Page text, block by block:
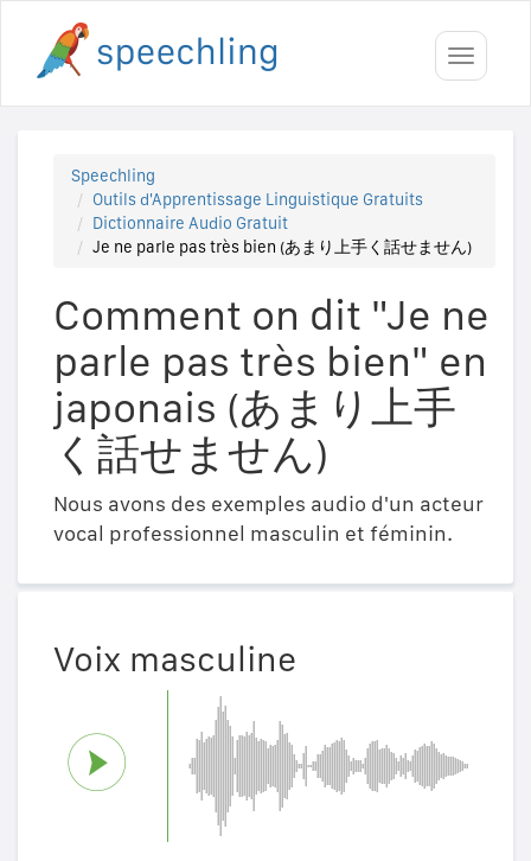
Toggle
Speechling
Outils d'Apprentissage Linguistique Gratuits
Dictionnaire Audio Gratuit
Je ne parle pas très bien (あまり上手く話せません)
Comment on dit "Je ne
parle pas très bien" en
japonais (あまり上手
く話せません)
Nous avons des exemples audio d'un acteur
vocal professionnel masculin et féminin.
Voix masculine